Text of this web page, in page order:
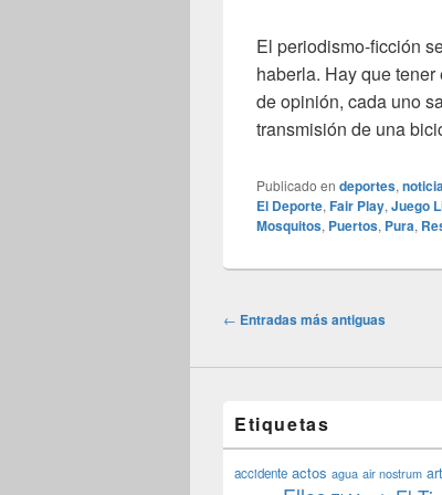
El periodismo-ficción
haberla. Hay que
de opinión, cada uno
transmisión de una
Publicado en deportes,
El Deporte, Fair Play, Juego
Mosquitos, Puertos, Pura,
Navegación
entradas
← Entradas más antiguas
Etiquetas
accidente actos agua air nostrum